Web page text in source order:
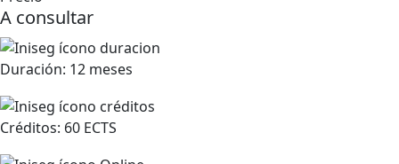
A consultar
Duración: 12 meses
Créditos: 60 ECTS